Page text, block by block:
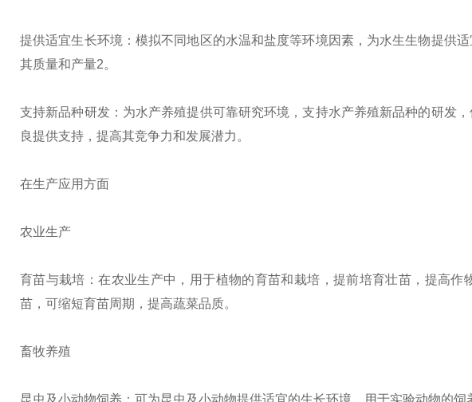
提供适宜生长环境：模拟不同地区的水温和盐度等环境因素，为水生生物提供
其质量和产量2。
支持新品种研发：为水产养殖提供可靠研究环境，支持水产养殖新品种的研发
良提供支持，提高其竞争力和发展潜力。
在生产应用方面
农业生产
育苗与栽培：在农业生产中，用于植物的育苗和栽培，提前培育壮苗，提高
苗，可缩短育苗周期，提高蔬菜品质。
畜牧养殖
昆虫及小动物饲养：可为昆虫及小动物提供适宜的生长环境，用于实验动物的饲